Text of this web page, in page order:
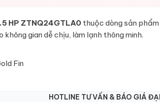
HP ZTNQ24GTLA0 thuộc dòng sản
gian dễ chịu, làm lạnh thông minh.
Fin
HOTLINE TƯ VẤN & BÁO GIÁ